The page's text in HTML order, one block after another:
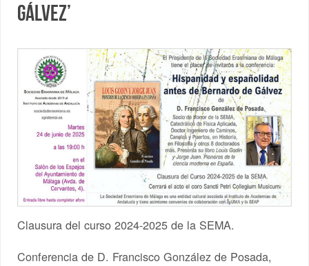
Gálvez’
Clausura del curso 2024-2025 de la SEMA.
Conferencia de D. Francisco González de Posada,